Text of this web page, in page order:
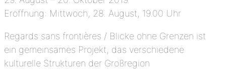
Eröffnung: Mittwoch, 28. August, 19.00 Uhr
Regards sans frontières / Blicke ohne Grenzen ist
ein gemeinsames Projekt, das verschiedene
kulturelle Strukturen der Großregion